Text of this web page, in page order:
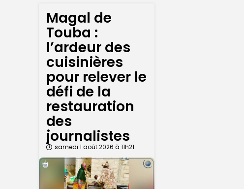
Magal de
Touba :
l’ardeur des
cuisinières
pour relever le
défi de la
restauration
des
journalistes
samedi 1 août 2026 à 11h21